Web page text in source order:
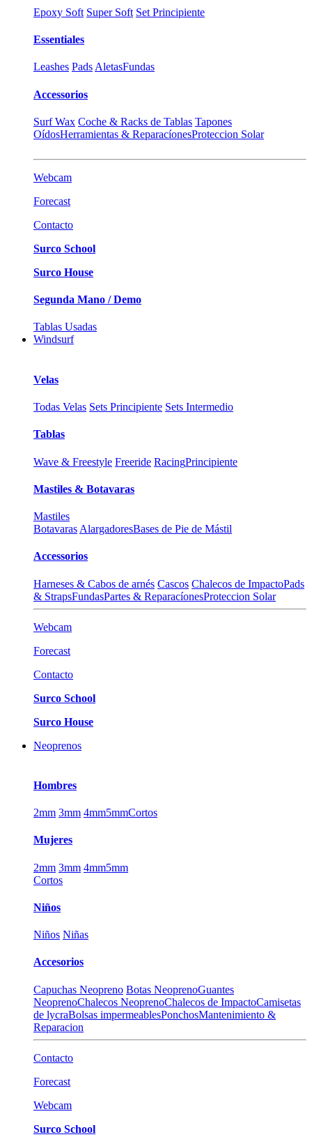
Epoxy Soft Super Soft Set Principiente
Essentiales
Leashes Pads AletasFundas
Accessorios
Surf Wax Coche & Racks de Tablas Tapones
OídosHerramientas & ReparacíonesProteccion Solar
Webcam
Forecast
Contacto
Surco School
Surco House
Segunda Mano / Demo
Tablas Usadas
Windsurf
Velas
Todas Velas Sets Principiente Sets Intermedio
Tablas
Wave & Freestyle Freeride RacingPrincipiente
Mastiles & Botavaras
Mastiles
Botavaras AlargadoresBases de Pie de Mástil
Accessorios
Harneses & Cabos de arnés Cascos Chalecos de ImpactoPads
& StrapsFundasPartes & ReparacíonesProteccion Solar
Webcam
Forecast
Contacto
Surco School
Surco House
Neoprenos
Hombres
2mm 3mm 4mm5mmCortos
Mujeres
2mm 3mm 4mm5mm
Cortos
Niños
Niños Niñas
Accesorios
Capuchas Neopreno Botas NeoprenoGuantes
NeoprenoChalecos NeoprenoChalecos de ImpactoCamisetas
de lycraBolsas impermeablesPonchosMantenimiento &
Reparacion
Contacto
Forecast
Webcam
Surco School